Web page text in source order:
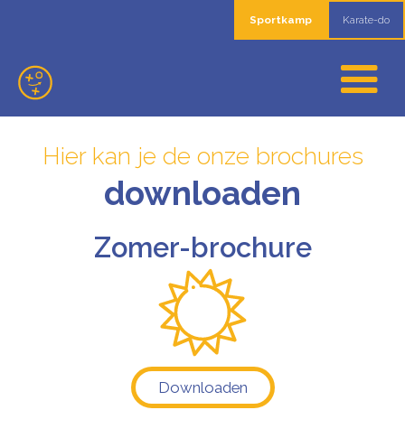
Sportkamp Karate-do
Hier kan je de onze brochures
downloaden
Zomer-brochure
Downloaden